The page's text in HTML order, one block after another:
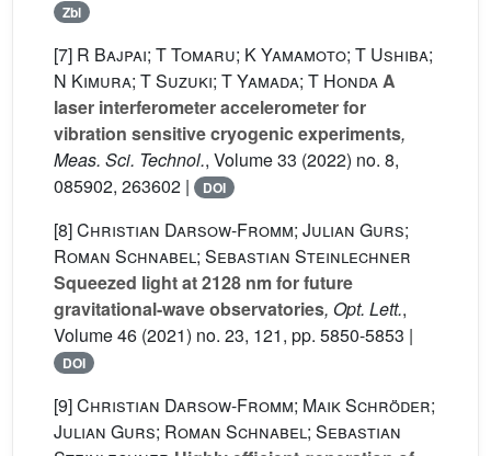
Zbl
[7] R Bajpai; T Tomaru; K Yamamoto; T Ushiba;
N Kimura; T Suzuki; T Yamada; T HondaA
laser interferometer accelerometer for
vibration sensitive cryogenic experiments,
Meas. Sci. Technol., Volume 33 (2022) no. 8,
085902, 263602 |
DOI
[8]Christian Darsow-Fromm; Julian Gurs;
Roman Schnabel; Sebastian Steinlechner
Squeezed light at 2128 nm for future
gravitational-wave observatories, Opt. Lett.,
Volume 46 (2021) no. 23, 121, pp. 5850-5853 |
DOI
[9]Christian Darsow-Fromm; Maik Schröder;
Julian Gurs; Roman Schnabel; Sebastian